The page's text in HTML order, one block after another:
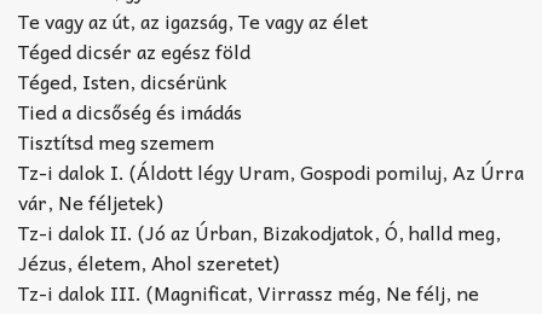
Te vagy az út, az igazság, Te vagy az élet
Téged dicsér az egész föld
Téged, Isten, dicsérünk
Tied a dicsőség és imádás
Tisztítsd meg szemem
Tz-i dalok I. (Áldott légy Uram, Gospodi pomiluj, Az Úrra
vár, Ne féljetek)
Tz-i dalok II. (Jó az Úrban, Bizakodjatok, Ó, halld meg,
Jézus, életem, Ahol szeretet)
Tz-i dalok III. (Magnificat, Virrassz még, Ne félj, ne